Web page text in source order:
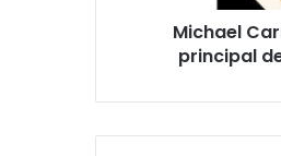
Michael
principal